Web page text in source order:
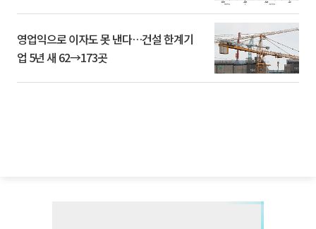
영업익으로 이자도 못 낸다…건설 한계기
업 5년 새 62→173곳